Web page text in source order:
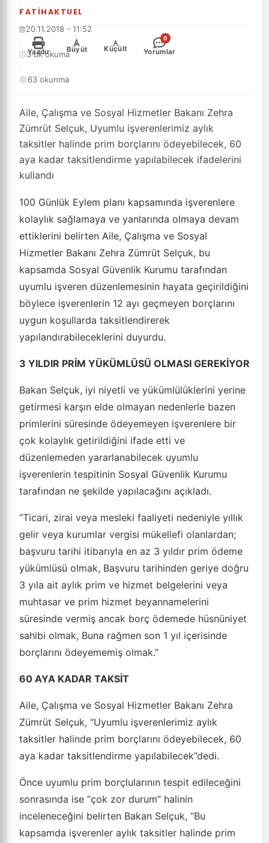
FATIHAKTUEL
Aile, Çalışma ve Sosyal Hizmetler Bakanı Zehra
Zümrüt Selçuk, Uyumlu işverenlerimiz aylık
taksitler halinde prim borçlarını ödeyebilecek, 60
aya kadar taksitlendirme yapılabilecek ifadelerini
kullandı
20.11.2018 - 11:52
·
3 dk okuma
·
63 okunma
Yazdır
+
Büyüt
-
Küçült
0
Yorumlar
100 Günlük Eylem planı kapsamında işverenlere
kolaylık sağlamaya ve yanlarında olmaya devam
ettiklerini belirten Aile, Çalışma ve Sosyal
Hizmetler Bakanı Zehra Zümrüt Selçuk, bu
kapsamda Sosyal Güvenlik Kurumu tarafından
uyumlu işveren düzenlemesinin hayata geçirildiğini
böylece işverenlerin 12 ayı geçmeyen borçlarını
uygun koşullarda taksitlendirerek
yapılandırabileceklerini duyurdu.
3 YILDIR PRİM YÜKÜMLÜSÜ OLMASI GEREKİYOR
Bakan Selçuk, iyi niyetli ve yükümlülüklerini yerine
getirmesi karşın elde olmayan nedenlerle bazen
primlerini süresinde ödeyemeyen işverenlere bir
çok kolaylık getirildiğini ifade etti ve
düzenlemeden yararlanabilecek uyumlu
işverenlerin tespitinin Sosyal Güvenlik Kurumu
tarafından ne şekilde yapılacağını açıkladı.
“Ticari, zirai veya mesleki faaliyeti nedeniyle yıllık
gelir veya kurumlar vergisi mükellefi olanlardan;
başvuru tarihi itibarıyla en az 3 yıldır prim ödeme
yükümlüsü olmak, Başvuru tarihinden geriye doğru
3 yıla ait aylık prim ve hizmet belgelerini veya
muhtasar ve prim hizmet beyannamelerini
süresinde vermiş ancak borç ödemede hüsnüniyet
sahibi olmak, Buna rağmen son 1 yıl içerisinde
borçlarını ödeyememiş olmak.”
60 AYA KADAR TAKSİT
Aile, Çalışma ve Sosyal Hizmetler Bakanı Zehra
Zümrüt Selçuk, “Uyumlu işverenlerimiz aylık
taksitler halinde prim borçlarını ödeyebilecek, 60
aya kadar taksitlendirme yapılabilecek”dedi.
Önce uyumlu prim borçlularının tespit edileceğini
sonrasında ise “çok zor durum” halinin
inceleneceğini belirten Bakan Selçuk, “Bu
kapsamda işverenler aylık taksitler halinde prim